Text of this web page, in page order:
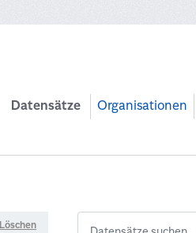
Datensätze Organisationen
Löschen